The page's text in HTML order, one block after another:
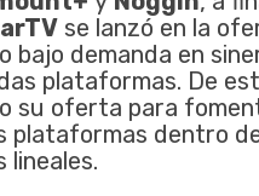
se lanzó en la
bajo demanda en
plataformas. De
su oferta para
plataformas dentro
lineales.